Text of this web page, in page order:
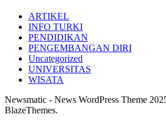
ARTIKEL
INFO TURKI
PENDIDIKAN
PENGEMBANGAN DIRI
Uncategorized
UNIVERSITAS
WISATA
Newsmatic - News WordPress Theme
BlazeThemes.